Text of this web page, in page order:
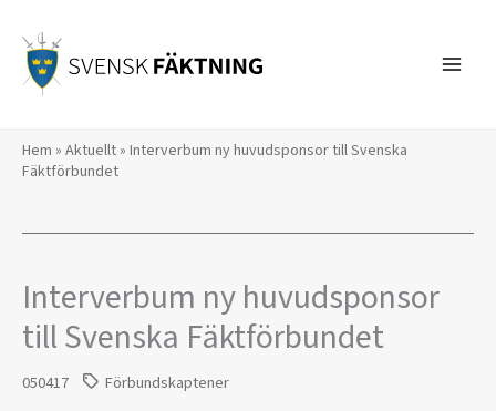
innehåll
Hem » Aktuellt» Interverbum ny huvudsponsor till Svenska
Fäktförbundet
Interverbum ny huvudsponsor
till Svenska Fäktförbundet
050417 Förbundskaptener